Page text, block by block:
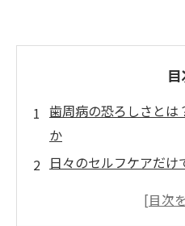
歯周病の恐ろしさとは
か
日々のセルフケアだ
なぜ定期メンテナン